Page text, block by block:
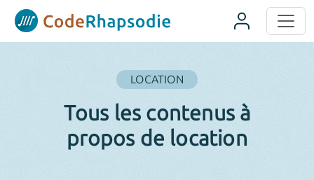
LOCATION
Tous les contenus à
propos de location
Panneau de gestion des cookies